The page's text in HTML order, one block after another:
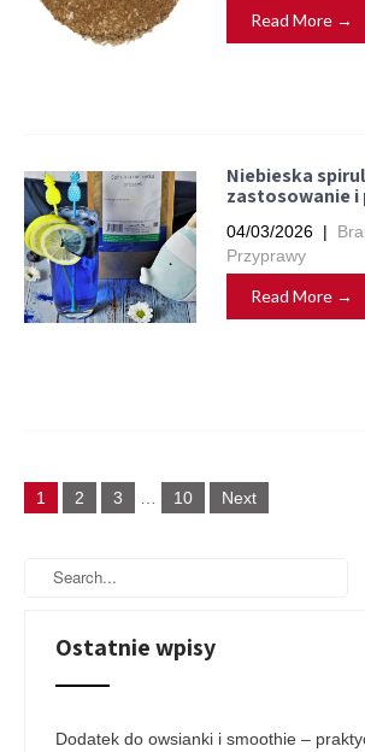
Read More →
Niebieska
zastosowanie
04/03/2026 |
Przyprawy
Read More →
Posts
navigation
1 2 3 10 Next
Ostatnie wpisy
Dodatek do owsianki i smoothie –